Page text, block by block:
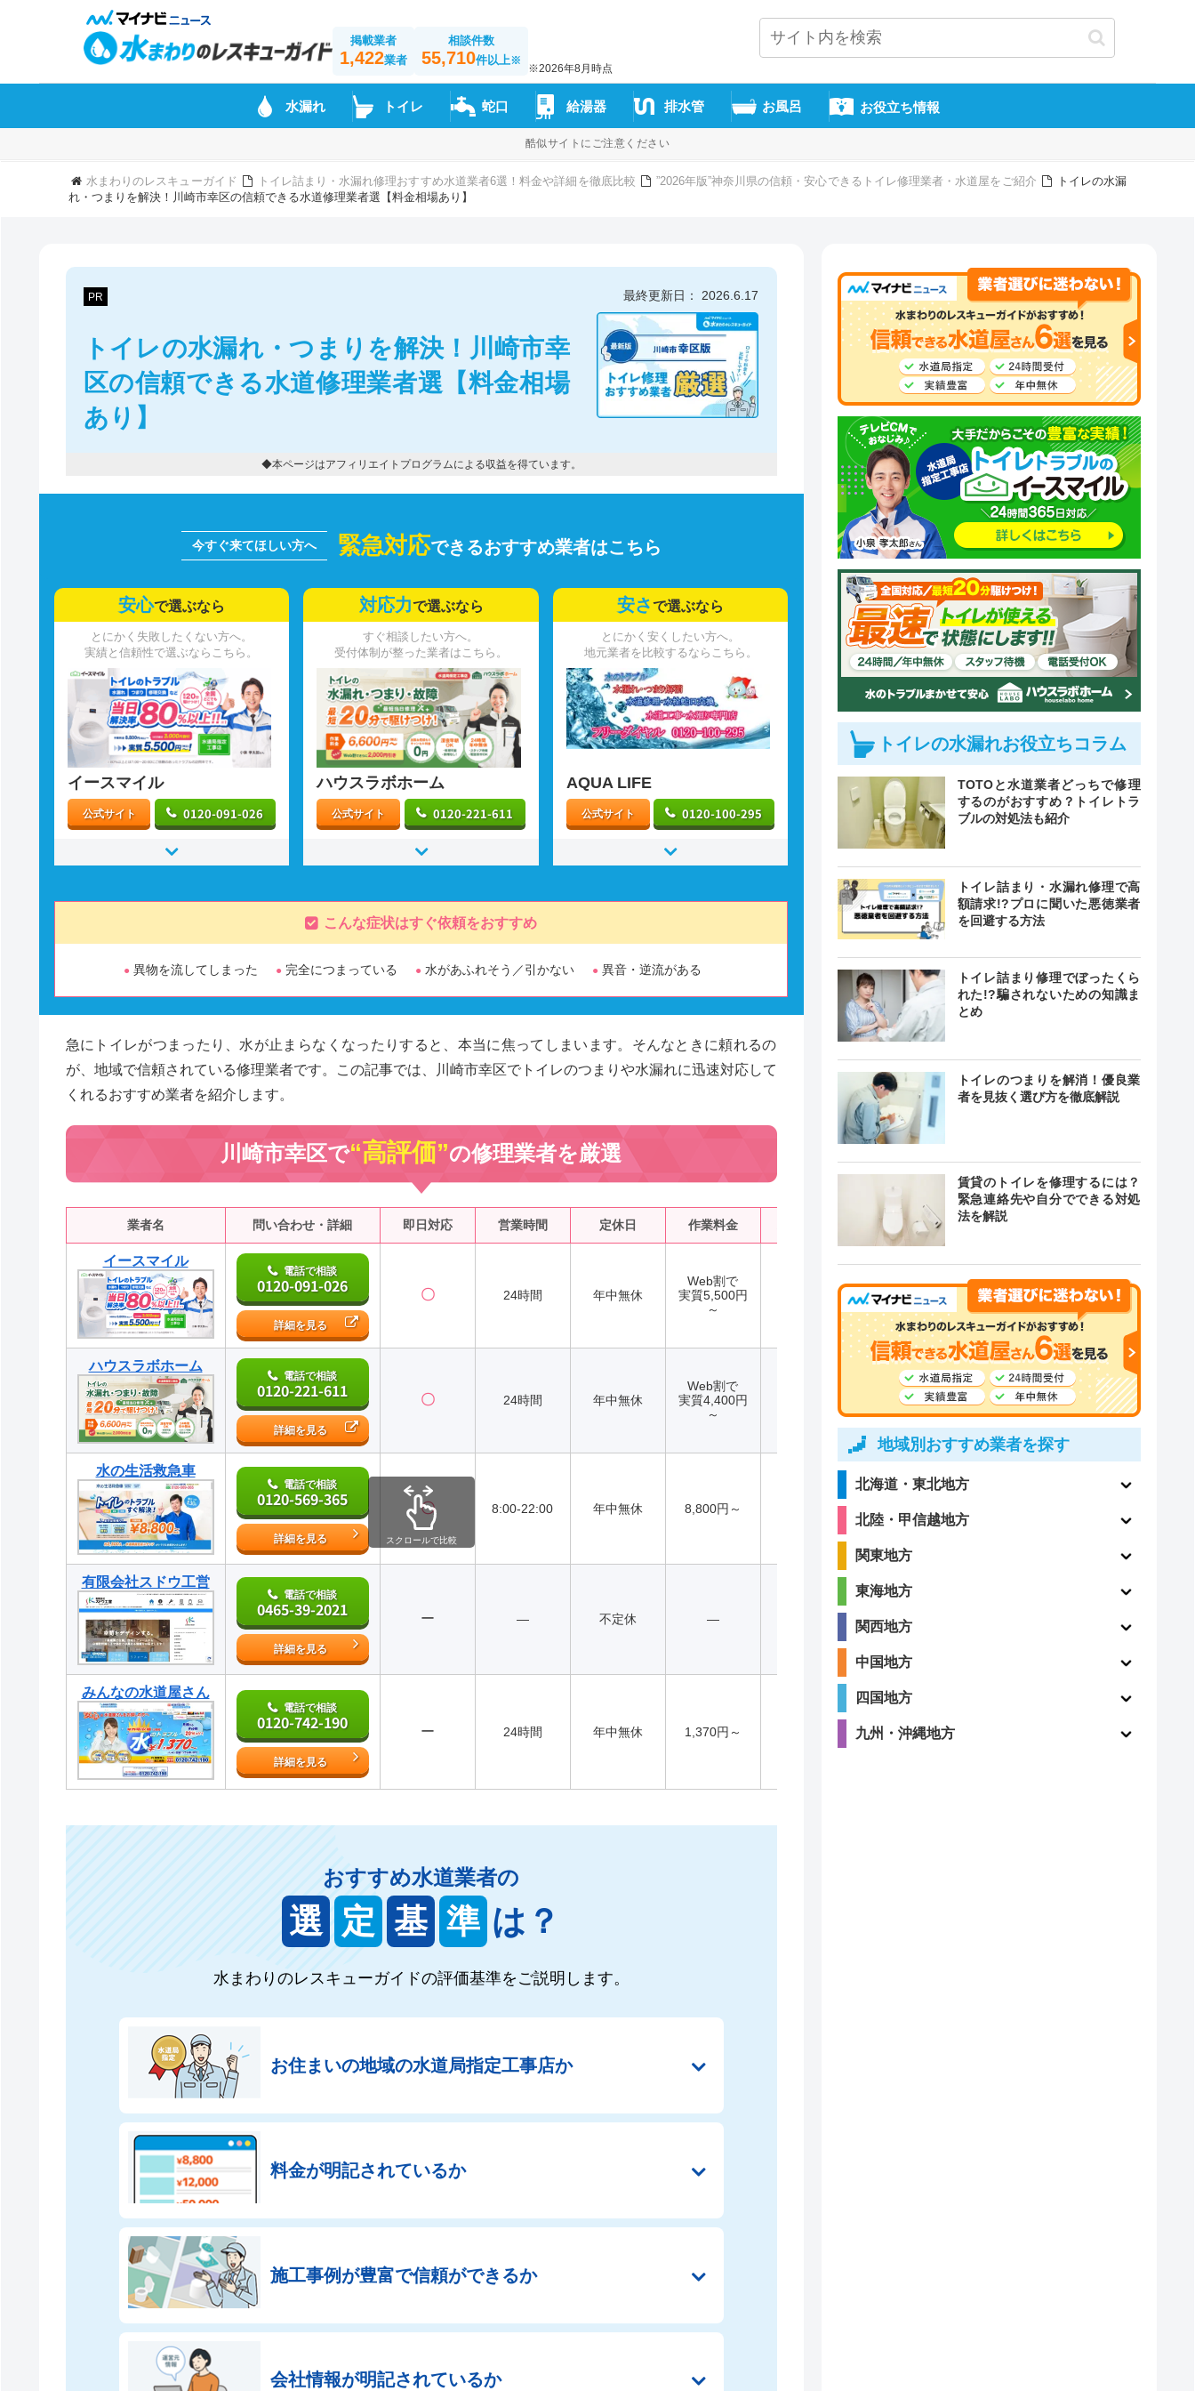
掲載業者
1,422業者
相談件数
55,710件以上※
※2026年8月時点
水漏れ トイレ 蛇口 給湯器 排水管 お風呂 お役立ち情報
酷似サイトにご注意ください
水まわりのレスキューガイド トイレ詰まり・水漏れ修理おすすめ水道業者6選！料金や詳細を徹底比較 ”2026年版”神奈川県の信頼・安心できるトイレ修理業者・水道屋をご紹介
トイレの水漏
れ・つまりを解決！川崎市幸区の信頼できる水道修理業者選【料金相場あり】
PR
トイレの水漏れ・つまりを解決！川崎市幸
区の信頼できる水道修理業者選【料金相場
あり】
最終更新日： 2026.6.17
◆本ページはアフィリエイトプログラムによる収益を得ています。
緊急対応できるおすすめ業者はこちら
安心で選ぶなら
とにかく失敗したくない方へ。
実績と信頼性で選ぶならこちら。
イースマイル
公式サイト 0120-091-026
対応力で選ぶなら
すぐ相談したい方へ。
受付体制が整った業者はこちら。
ハウスラボホーム
公式サイト 0120-221-611
安さで選ぶなら
とにかく安くしたい方へ。
地元業者を比較するならこちら。
AQUA LIFE
公式サイト 0120-100-295
こんな症状はすぐ依頼をおすすめ
異物を流してしまった 完全につまっている 水があふれそう／引かない 異音・逆流がある
急にトイレがつまったり、水が止まらなくなったりすると、本当に焦ってしまいます。そんなときに頼れるの
が、地域で信頼されている修理業者です。この記事では、川崎市幸区でトイレのつまりや水漏れに迅速対応して
くれるおすすめ業者を紹介します。
川崎市幸区で“高評価”の修理業者を厳選
業者名 問い合わせ・詳細 即日対応 営業時間 定休日 作業料金 クチコミ
イースマイル
電話で相談
0120-091-026
詳細を見る
〇 24時間 年中無休
Web割で
実質5,500円
～
4.1
（198件）
ハウスラボホーム
電話で相談
0120-221-611
詳細を見る
〇 24時間 年中無休
Web割で
実質4,400円
～
ー
水の生活救急車
電話で相談
0120-569-365
詳細を見る
〇 8:00-22:00 年中無休 8,800円～
有限会社スドウ工営
電話で相談
0465-39-2021
詳細を見る
ー ― 不定休 ― ー
みんなの水道屋さん
電話で相談
0120-742-190
詳細を見る
ー 24時間 年中無休 1,370円～ ー
スクロールで比較
おすすめ水道業者の
選 定 基 準 は？
水まわりのレスキューガイドの評価基準をご説明します。
お住まいの地域の水道局指定工事店か
料金が明記されているか
施工事例が豊富で信頼ができるか
会社情報が明記されているか
トイレの水漏れお役立ちコラム
TOTOと水道業者どっちで修理
するのがおすすめ？トイレトラ
ブルの対処法も紹介
トイレ詰まり・水漏れ修理で高
額請求!?プロに聞いた悪徳業者
を回避する方法
トイレ詰まり修理でぼったくら
れた!?騙されないための知識ま
とめ
トイレのつまりを解消！優良業
者を見抜く選び方を徹底解説
賃貸のトイレを修理するには？
緊急連絡先や自分でできる対処
法を解説
地域別おすすめ業者を探す
北海道・東北地方
北陸・甲信越地方
関東地方
東海地方
関西地方
中国地方
四国地方
九州・沖縄地方